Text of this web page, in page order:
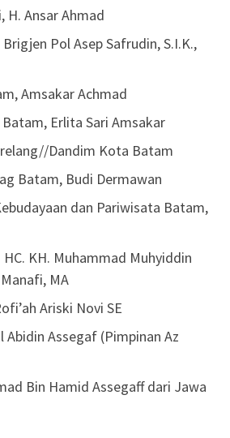
H. Ansar Ahmad
Pol Asep Safrudin, S.I.K.,
Amsakar Achmad
Erlita Sari Amsakar
Dandim Kota Batam
Batam, Budi Dermawan
dan Pariwisata Batam,
HC. KH. Muhammad Muhyiddin
MA
Ariski Novi SE
Abidin Assegaf (Pimpinan Az
Bin Hamid Assegaff dari Jawa